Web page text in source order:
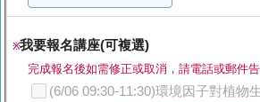
※我要報名講座(可複選)
完成報名後如需修正或取消，請電話或郵件
(6/06 09:30-11:30)環境因子對植物